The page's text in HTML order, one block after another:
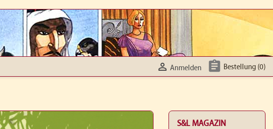
 Anmelden  Bestellung (0)
S&L MAGAZIN